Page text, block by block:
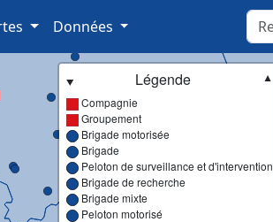
Données
Légende
▼
Compagnie
Groupement
Brigade motorisée
Brigade
Peloton de surveillance et d'intervention
Brigade de recherche
Brigade mixte
Peloton motorisé